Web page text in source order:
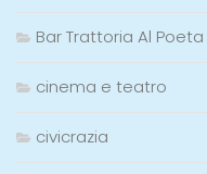
Bar Trattoria Al Poeta
cinema e teatro
civicrazia